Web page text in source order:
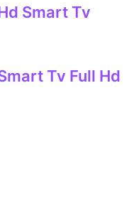
Smart Tv
Tv Full Hd